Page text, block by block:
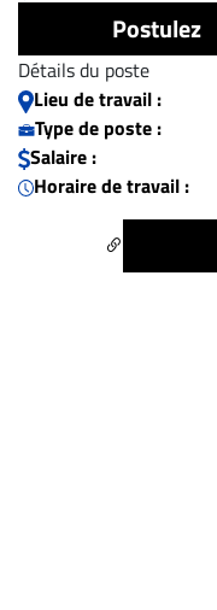
Postulez
Détails du poste
Lieu de travail :
Type de poste :
Salaire :
Horaire de travail :